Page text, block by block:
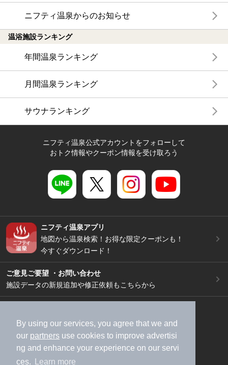
By using our services, you agree that we and
our partners use cookies to improve advertisi
ng and enhance your experience on our servi
ces.
Learn more
ニフティ温泉からのお知らせ
温浴施設ランキング
年間温泉ランキング
月間温泉ランキング
サウナランキング
ニフティ温泉公式アカウントをフォローして
おトク情報やクーポン情報を受け取ろう
ニフティ温泉アプリ
地図から温泉検索！お得な限定クーポンも！
今すぐダウンロード！
ご意見ご要望 ・お問い合わせ
施設データの新規追加や修正依頼もこちらから
加盟店募集（資料請求）
広告出稿のご案内
利用規約
ライフスタイルMEMBERS+規約
特定商取引法に基づく表記
ヘルプ
採用情報